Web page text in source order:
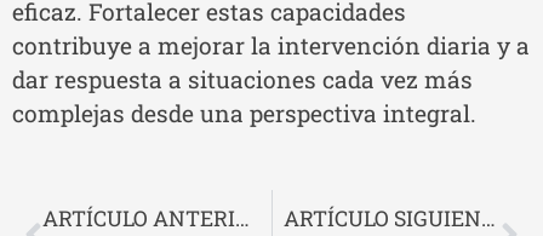
eficaz. Fortalecer estas capacidades
contribuye a mejorar la intervención diaria y a
dar respuesta a situaciones cada vez más
complejas desde una perspectiva integral.
ARTÍCULO ANTERIOR
ARTÍCULO SIGUIENTE